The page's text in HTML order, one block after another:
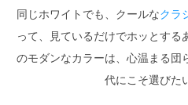
同じホワイトでも、クールなクラ
って、見ているだけでホッとする
のモダンなカラーは、心温まる団
代にこそ選びた